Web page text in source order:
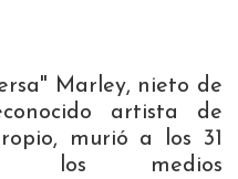
Marley, nieto de
artista de
murió a los 31
los medios